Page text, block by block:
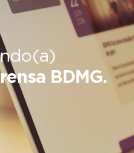
BDMG.